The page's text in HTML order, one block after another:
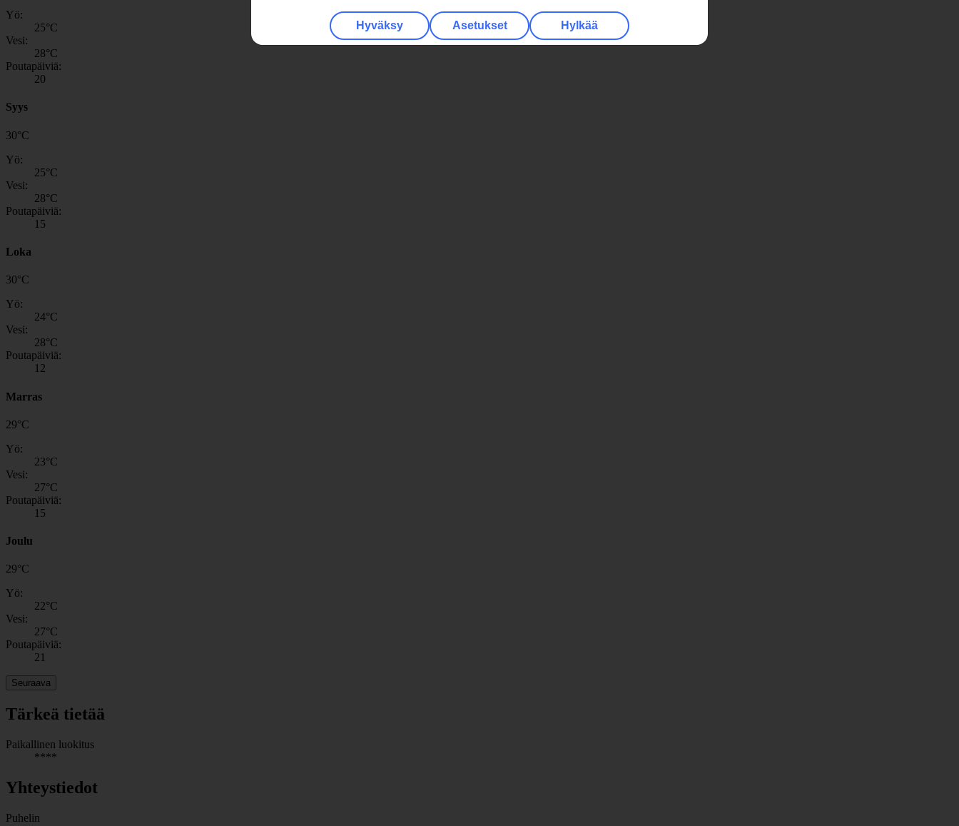
Yö:
25°C
Vesi:
28°C
Poutapäiviä:
20
Syys
30°C
Yö:
25°C
Vesi:
28°C
Poutapäiviä:
15
Loka
30°C
Yö:
24°C
Vesi:
28°C
Poutapäiviä:
12
Marras
29°C
Yö:
23°C
Vesi:
27°C
Poutapäiviä:
15
Joulu
29°C
Yö:
22°C
Vesi:
27°C
Poutapäiviä:
21
Seuraava
Tärkeä tietää
Paikallinen luokitus
****
Yhteystiedot
Puhelin
Hyväksy Asetukset Hylkää